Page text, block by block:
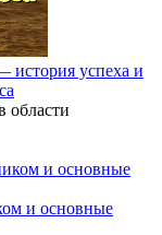
успеха и
области
и основные